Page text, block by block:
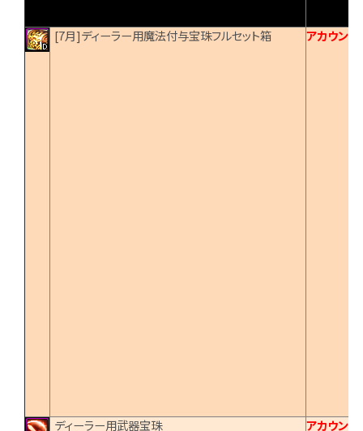
[7月]ディーラー用魔法付与宝珠フルセット箱 アカウント
ディーラー用武器宝珠 アカウント